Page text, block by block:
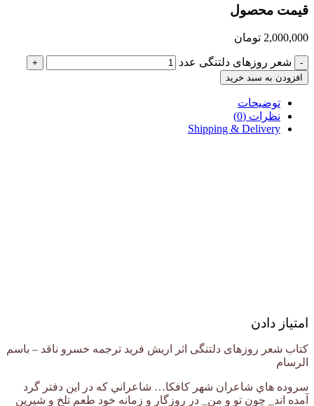
قیمت محصول
2,000,000 تومان
- شعر روزهای دلتنگی عدد
+
افزودن به سبد خرید
توضیحات
نظرات (0)
Shipping & Delivery
امتیاز دادن
کتاب شعر روزهای دلتنگی اثر اریش فرید ترجمه خسرو ناقد – باسم
الرسام
سروده هاي شاعران شهر كافكا… شاعراني كه در اين دفتر گرد
آمده اند_ چون تو و من_ در روزگار و زمانه خود طعم تلخ و شيرين